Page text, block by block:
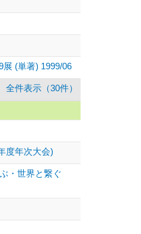
(単著) 1999/06
全件表示（30件）
度年次大会)
・世界と繋ぐ